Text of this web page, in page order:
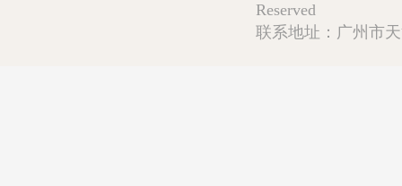
Reserved
联系地址：广州市